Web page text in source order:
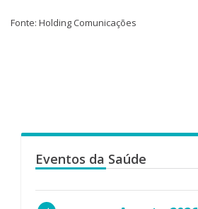
Fonte: Holding Comunicações
Eventos da Saúde